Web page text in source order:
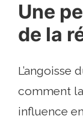
Une
de la
L’angoisse
comment
influence